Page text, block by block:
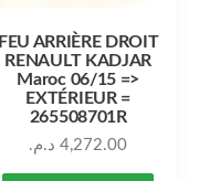
FEU ARRIÈRE DROIT
RENAULT KADJAR
Maroc 06/15 =>
EXTÉRIEUR =
265508701R
4,272.00 د.م.